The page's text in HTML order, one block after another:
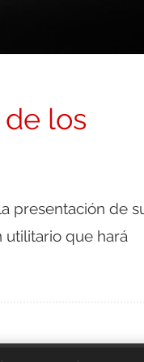
los
presentación de
utilitario que hará